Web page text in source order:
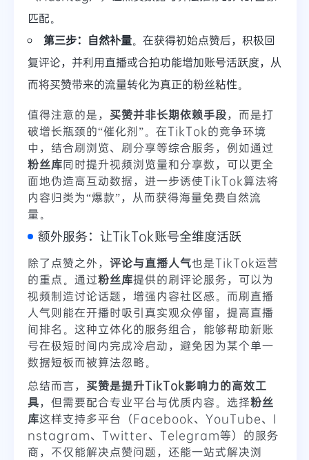
匹配。
第三步：自然补量。在获得初始点赞后，积极回
复评论，并利用直播或合拍功能增加账号活跃度，从
而将买赞带来的流量转化为真正的粉丝粘性。
值得注意的是， 买赞并非长期依赖手段，而是打
破增长瓶颈的“催化剂”。在TikTok的竞争环境
中，结合刷浏览、刷分享等综合服务，例如通过
粉丝库同时提升视频浏览量和分享数，可以更全
面地伪造高互动数据，进一步诱使TikTok算法将
内容归类为“爆款”，从而获得海量免费自然流
量。
额外服务：让TikTok账号全维度活跃
除了点赞之外， 评论与直播人气也是TikTok运营
的重点。通过粉丝库提供的刷评论服务，可以为
视频制造讨论话题，增强内容社区感。而刷直播
人气则能在开播时吸引真实观众停留，提高直播
间排名。这种立体化的服务组合，能够帮助新账
号在极短时间内完成冷启动，避免因为某个单一
数据短板而被算法忽略。
总结而言， 买赞是提升TikTok影响力的高效工
具，但需要配合专业平台与优质内容。选择粉丝
库这样支持多平台（Facebook、YouTube、I
nstagram、Twitter、Telegram等）的服务
商，不仅能解决点赞问题，还能一站式解决浏